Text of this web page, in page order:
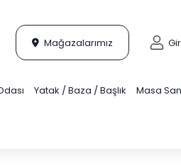
Mağazalarımız
Yatak / Baza / Başlık Masa